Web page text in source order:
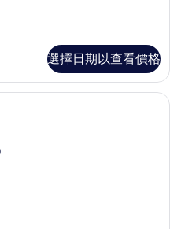
選擇日期以查看價格
書桌、筆電工作空間、隔音、熨斗/熨